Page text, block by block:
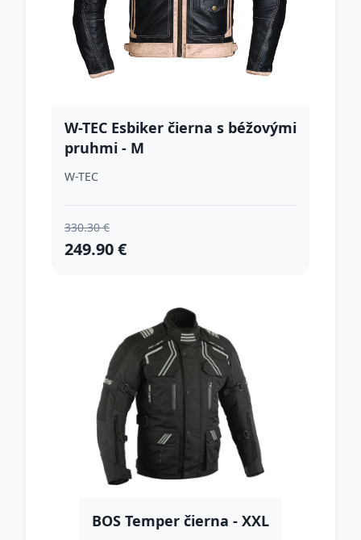
W-TEC Esbiker čierna s béžovými
pruhmi - M
W-TEC
330.30 €
249.90 €
BOS Temper čierna - XXL